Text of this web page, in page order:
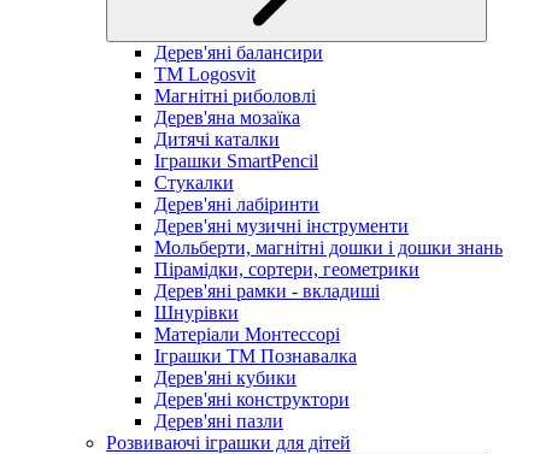
Дерев'яні балансири
TM Logosvit
Магнітні риболовлі
Дерев'яна мозаїка
Дитячі каталки
Іграшки SmartPencil
Стукалки
Дерев'яні лабіринти
Дерев'яні музичні інструменти
Мольберти, магнітні дошки і дошки знань
Пірамідки, сортери, геометрики
Дерев'яні рамки - вкладиші
Шнурівки
Матеріали Монтессорі
Іграшки ТМ Познавалка
Дерев'яні кубики
Дерев'яні конструктори
Дерев'яні пазли
Розвиваючі іграшки для дітей